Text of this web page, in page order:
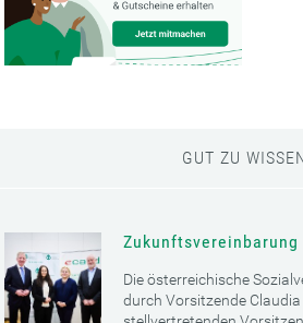
GUT ZU
Zukunftsvereinbarung
Die österreichische
durch Vorsitzende